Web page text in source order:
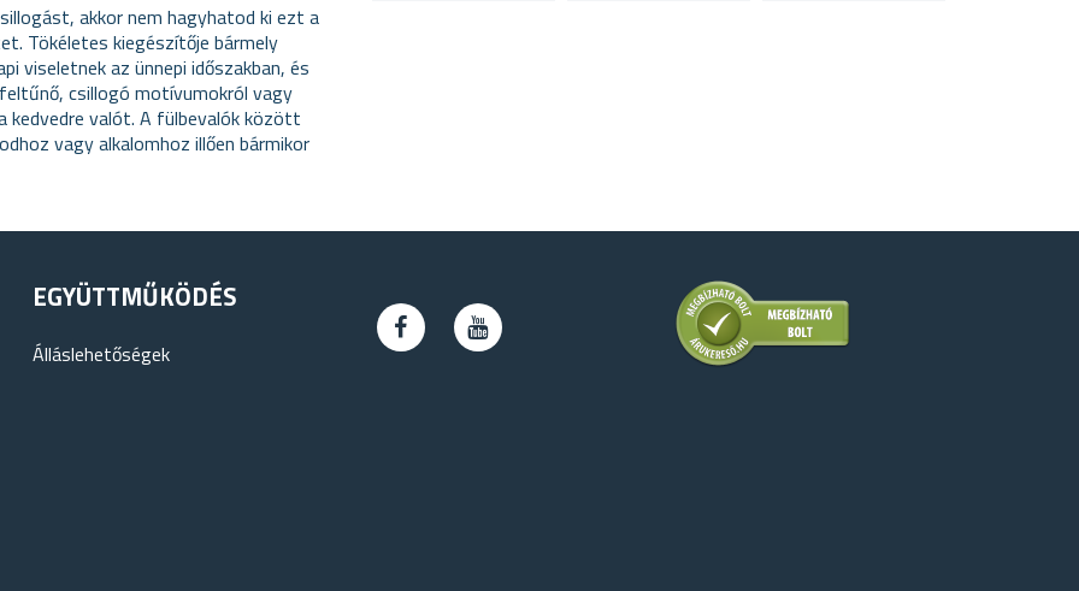
akkor nem hagyhatod ki ezt a
Tökéletes kiegészítője bármely
viseletnek az ünnepi időszakban, és
csillogó motívumokról vagy
kedvedre valót. A fülbevalók között
vagy alkalomhoz illően bármikor
EGYÜTTMŰKÖDÉS
Álláslehetőségek